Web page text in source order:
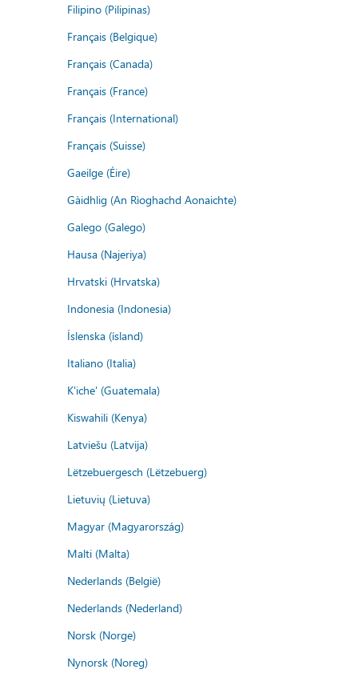
Filipino (Pilipinas)
Français (Belgique)
Français (Canada)
Français (France)
Français (International)
Français (Suisse)
Gaeilge (Éire)
Gàidhlig (An Rìoghachd Aonaichte)
Galego (Galego)
Hausa (Najeriya)
Hrvatski (Hrvatska)
Indonesia (Indonesia)
Íslenska (ísland)
Italiano (Italia)
K'iche' (Guatemala)
Kiswahili (Kenya)
Latviešu (Latvija)
Lëtzebuergesch (Lëtzebuerg)
Lietuvių (Lietuva)
Magyar (Magyarország)
Malti (Malta)
Nederlands (België)
Nederlands (Nederland)
Norsk (Norge)
Nynorsk (Noreg)